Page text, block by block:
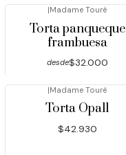
|Madame Touré
Torta panqueque
frambuesa
desde$32.000
|Madame Touré
Torta Opall
$42.930